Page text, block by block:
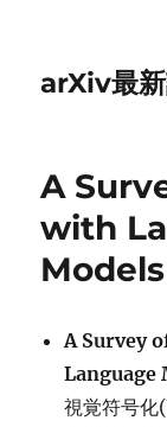
arXiv最
A
with
Models
A Survey
Language
視覚符号